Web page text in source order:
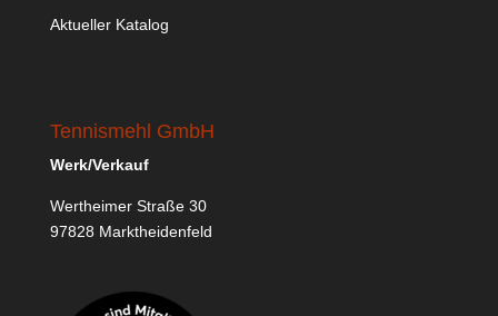
Aktueller Katalog
Tennismehl GmbH
Werk/Verkauf
Wertheimer Straße 30
97828 Marktheidenfeld